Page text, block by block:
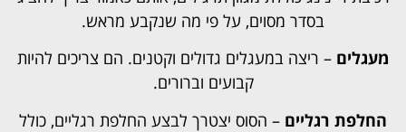
בסדר מסוים, על פי מה שנקבע מראש.
מעגלים – ריצה במעגלים גדולים וקטנים. הם צריכים להיות
קבועים וברורים.
החלפת רגליים – הסוס יצטרך לבצע החלפת רגליים, כולל